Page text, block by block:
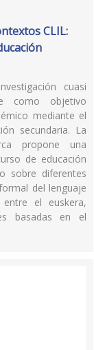
CLIL:
cuasi
como objetivo
mediante el
secundaria. La
propone una
de educación
sobre diferentes
del lenguaje
el euskera,
basadas en el